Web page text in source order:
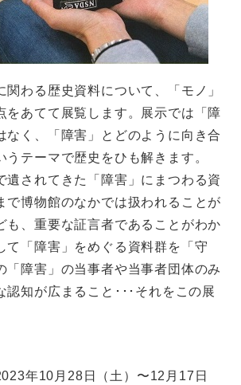
関わる歴史資料について、「モノ」
をあてて展覧します。展示では「障
なく、「障害」とどのように向き合
うテーマで歴史をひも解きます。
遺されてきた「障害」にまつわる資
で博物館のなかでは扱われることが
も、重要な証言者であることがわか
て「障害」をめぐる資料群を「守
「障害」の当事者や当事者団体のみ
認知が広まること･･･それをこの展
10月28日（土）〜12月17日